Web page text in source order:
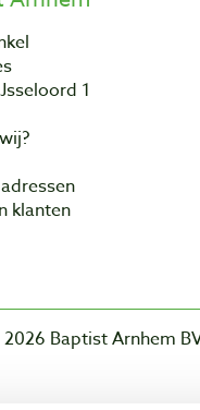
1
klanten
Baptist Arnhem